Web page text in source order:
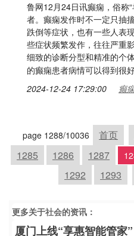
鲁网12月24日讯癫痫，俗称
者。癫痫发作时不一定只抽
跌倒等症状，也有一些人表
些症状频繁发作，往往严重
细致的诊断分型和精准的个
的癫痫患者病情可以得到很
2024-12-24 17:29:00 癫
page 1288/10036 首页
1285
1286 1287
1292
1293
更多关于社会的资讯：
厦门上线“享惠智能管家